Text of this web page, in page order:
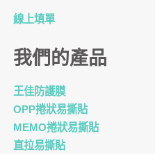
線上填單
我們的產品
王佳防護膜
OPP捲狀易撕貼
MEMO捲狀易撕貼
直拉易撕貼